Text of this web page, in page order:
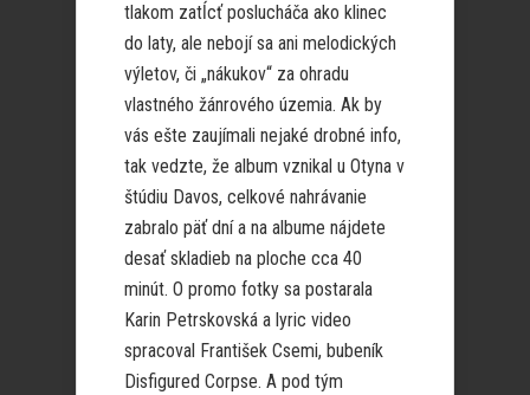
tlakom zatĺcť poslucháča ako klinec
do laty, ale nebojí sa ani melodických
výletov, či „nákukov“ za ohradu
vlastného žánrového územia. Ak by
vás ešte zaujímali nejaké drobné info,
tak vedzte, že album vznikal u Otyna v
štúdiu Davos, celkové nahrávanie
zabralo päť dní a na albume nájdete
desať skladieb na ploche cca 40
minút. O promo fotky sa postarala
Karin Petrskovská a lyric video
spracoval František Csemi, bubeník
Disfigured Corpse. A pod tým